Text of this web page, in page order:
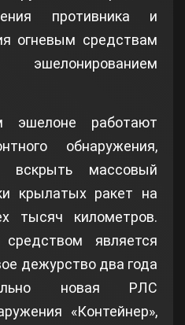
противника и
огневым средствам
эшелоне работают
обнаружения,
вскрыть массовый
крылатых ракет на
тысяч километров.
является
дежурство два года
новая РЛС
«Контейнер»,